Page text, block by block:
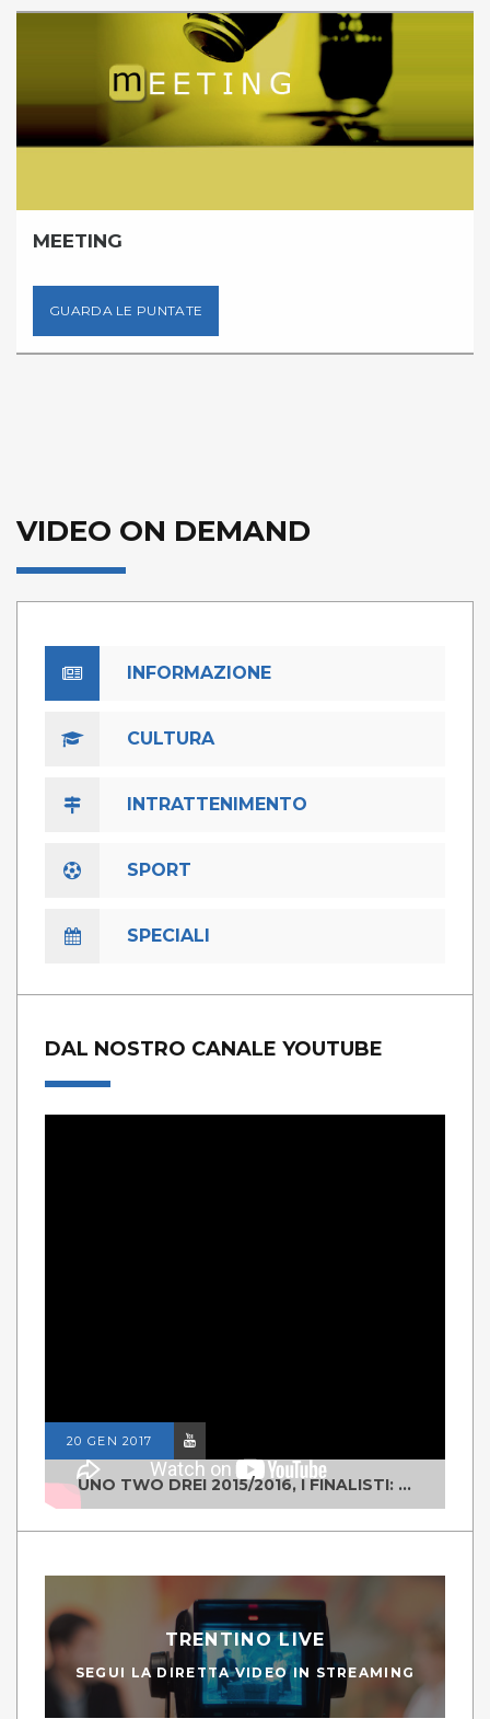
MEETING
GUARDA LE PUNTATE
VIDEO ON DEMAND
INFORMAZIONE
CULTURA
INTRATTENIMENTO
SPORT
SPECIALI
DAL NOSTRO CANALE YOUTUBE
20 GEN 2017
UNO TWO DREI 2015/2016, I FINALISTI: CLASSE IV ALS ISTITUTO "DEGASPERI" BORGO VALSUGANA
TRENTINO LIVE
SEGUI LA DIRETTA VIDEO IN STREAMING